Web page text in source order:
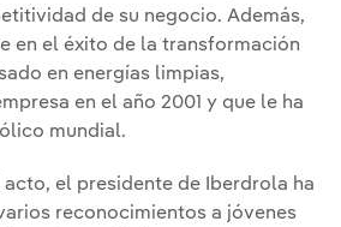
de su negocio. Además,
en el éxito de la transformación
en energías limpias,
en el año 2001 y que le ha
mundial.
el presidente de Iberdrola ha
reconocimientos a jóvenes